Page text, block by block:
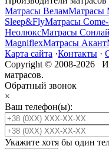
Матрасы ВеламМатрасы
Sleep&FlyМатрасы
НеолюксМатрасы
MagniflexМатрасы Акант
Карта сайта ·Контакты ·
Copyright © 2008-2026
матрасов.
Обратный звонок
×
Ваш телефон(ы):
Укажите хотя бы один